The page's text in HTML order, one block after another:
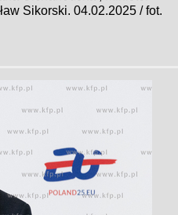
Sikorski. 04.02.2025 / fot.